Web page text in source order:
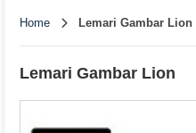
Home Lemari Gambar Lion
Lemari Gambar Lion